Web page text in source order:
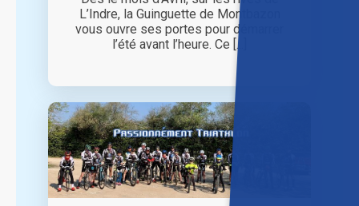
L’Indre, la Guinguette de Montbazon
vous ouvre ses portes pour démarrer
l’été avant l’heure. Ce [...]